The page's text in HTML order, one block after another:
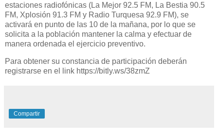
estaciones radiofónicas (La Mejor 92.5 FM, La Bestia 90.5
FM, Xplosión 91.3 FM y Radio Turquesa 92.9 FM), se
activará en punto de las 10 de la mañana, por lo que se
solicita a la población mantener la calma y efectuar de
manera ordenada el ejercicio preventivo.
Para obtener su constancia de participación deberán
registrarse en el link https://bitly.ws/38zmZ
Compartir